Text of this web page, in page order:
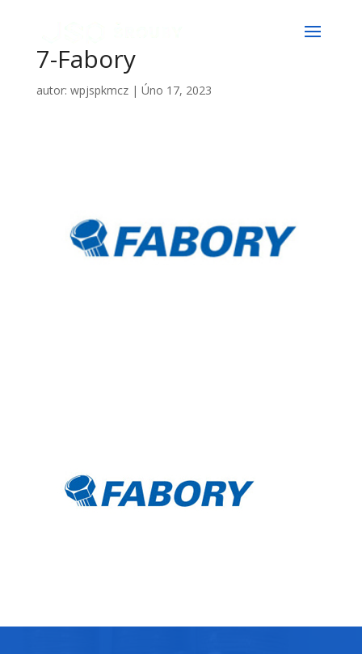
7-Fabory
autor: wpjspkmcz| Úno 17, 2023